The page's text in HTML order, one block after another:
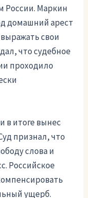
России. Маркин
домашний арест
свои
что судебное
проходило
в итоге вынес
признал, что
слова и
Российское
ущерб.